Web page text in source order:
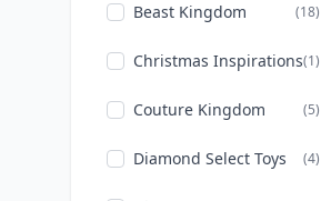
Bolas de nieve (6)
Artículos De
Disney Traditions (36)
Funko POP! (31)
Loungefly (50)
Mastercraft (2)
Beast Kingdom (18)
Christmas Inspirations(1)
Couture Kingdom (5)
Diamond Select Toys (4)